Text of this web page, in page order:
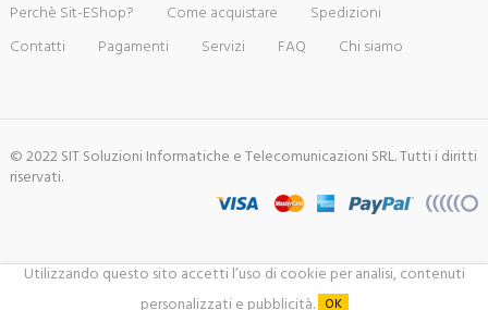
Perchè Sit-EShop? Come acquistare
Spedizioni
Contatti
Pagamenti Servizi FAQ Chi siamo
© 2022 SIT Soluzioni Informatiche e Telecomunicazioni SRL. Tutti i diritti
riservati.
Utilizzando questo sito accetti l’uso di cookie per analisi, contenuti
personalizzati e pubblicità. OK